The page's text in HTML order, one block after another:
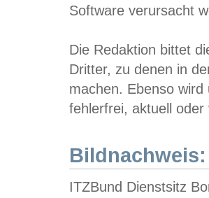
Software verursacht
Die Redaktion bittet
Dritter, zu denen in
machen. Ebenso
fehlerfrei, aktuell oder
Bildnachweis:
ITZBund Dienstsitz